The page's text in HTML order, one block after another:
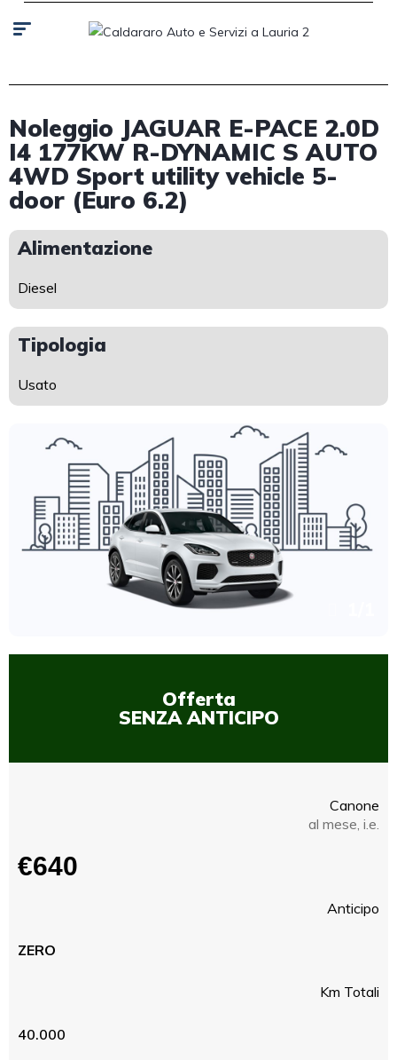
Noleggio JAGUAR E-PACE 2.0D
I4 177KW R-DYNAMIC S AUTO
4WD Sport utility vehicle 5-
door (Euro 6.2)
Alimentazione
Diesel
Tipologia
Usato
Offerta
SENZA ANTICIPO
Canone
al mese, i.e.
€640
Anticipo
ZERO
Km Totali
40.000